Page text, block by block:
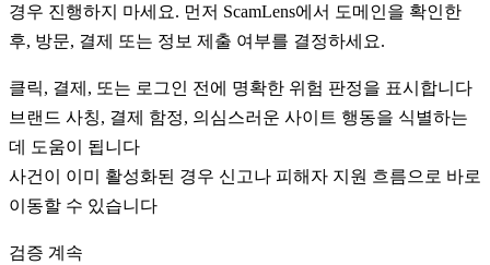
경우 진행하지 마세요. 먼저 ScamLens에서 도메인을 확인한
후, 방문, 결제 또는 정보 제출 여부를 결정하세요.
클릭, 결제, 또는 로그인 전에 명확한 위험 판정을 표시합니다
브랜드 사칭, 결제 함정, 의심스러운 사이트 행동을 식별하는
데 도움이 됩니다
사건이 이미 활성화된 경우 신고나 피해자 지원 흐름으로 바로
이동할 수 있습니다
검증 계속